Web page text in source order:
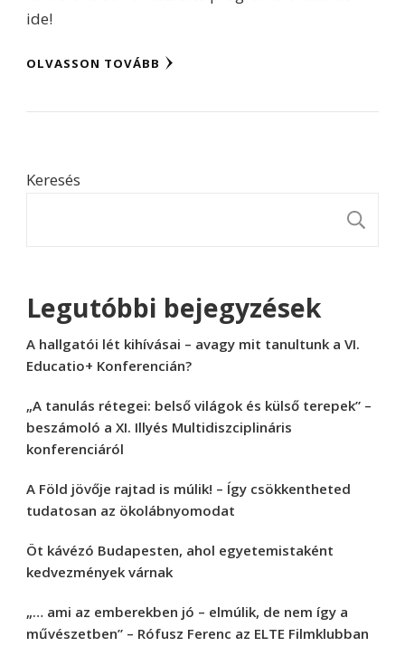
ide!
OLVASSON TOVÁBB
Keresés
Legutóbbi bejegyzések
A hallgatói lét kihívásai – avagy mit tanultunk a VI.
Educatio+ Konferencián?
„A tanulás rétegei: belső világok és külső terepek” –
beszámoló a XI. Illyés Multidiszciplináris
konferenciáról
A Föld jövője rajtad is múlik! – Így csökkentheted
tudatosan az ökolábnyomodat
Öt kávézó Budapesten, ahol egyetemistaként
kedvezmények várnak
„… ami az emberekben jó – elmúlik, de nem így a
művészetben” – Rófusz Ferenc az ELTE Filmklubban